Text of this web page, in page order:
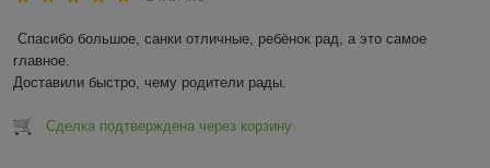
Спасибо большое, санки отличные, ребёнок рад, а это самое
главное.
Доставили быстро, чему родители рады.
Сделка подтверждена через корзину